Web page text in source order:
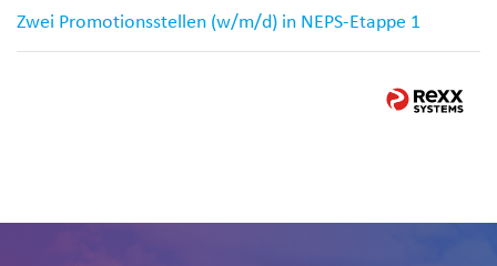
Zwei Promotionsstellen (w/m/d) in NEPS-Etappe 1